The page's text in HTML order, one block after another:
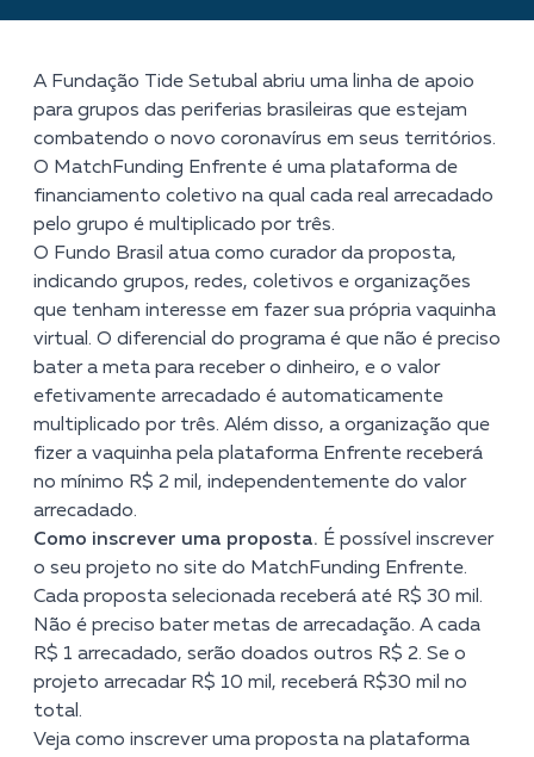
A Fundação Tide Setubal abriu uma linha de apoio
para grupos das periferias brasileiras que estejam
combatendo o novo coronavírus em seus territórios.
O MatchFunding Enfrente é uma plataforma de
financiamento coletivo na qual cada real arrecadado
pelo grupo é multiplicado por três.
O Fundo Brasil atua como curador da proposta,
indicando grupos, redes, coletivos e organizações
que tenham interesse em fazer sua própria vaquinha
virtual. O diferencial do programa é que não é preciso
bater a meta para receber o dinheiro, e o valor
efetivamente arrecadado é automaticamente
multiplicado por três. Além disso, a organização que
fizer a vaquinha pela plataforma Enfrente receberá
no mínimo R$ 2 mil, independentemente do valor
arrecadado.
Como inscrever uma proposta. É possível inscrever
o seu projeto no site do MatchFunding Enfrente.
Cada proposta selecionada receberá até R$ 30 mil.
Não é preciso bater metas de arrecadação. A cada
R$ 1 arrecadado, serão doados outros R$ 2. Se o
projeto arrecadar R$ 10 mil, receberá R$30 mil no
total.
Veja como inscrever uma proposta na plataforma